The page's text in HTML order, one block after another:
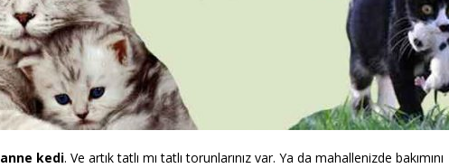
anne kedi. Ve artık tatlı mı tatlı torunlarınız var. Ya da mahallenizde bakımını